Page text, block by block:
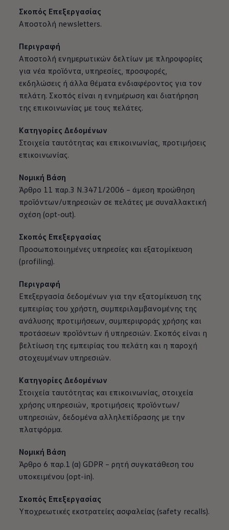
Σκοπός Επεξεργασίας
Αποστολή newsletters.
Περιγραφή
Αποστολή ενημερωτικών δελτίων με πληροφορίες
για νέα προϊόντα, υπηρεσίες, προσφορές,
εκδηλώσεις ή άλλα θέματα ενδιαφέροντος για τον
πελάτη. Σκοπός είναι η ενημέρωση και διατήρηση
της επικοινωνίας με τους πελάτες.
Κατηγορίες Δεδομένων
Στοιχεία ταυτότητας και επικοινωνίας, προτιμήσεις
επικοινωνίας.
Νομική Βάση
Άρθρο 11 παρ.3 Ν.3471/2006 – άμεση προώθηση
προϊόντων/υπηρεσιών σε πελάτες με συναλλακτική
σχέση (opt-out).
Σκοπός Επεξεργασίας
Προσωποποιημένες υπηρεσίες και εξατομίκευση
(profiling).
Περιγραφή
Επεξεργασία δεδομένων για την εξατομίκευση της
εμπειρίας του χρήστη, συμπεριλαμβανομένης της
ανάλυσης προτιμήσεων, συμπεριφοράς χρήσης και
προτάσεων προϊόντων ή υπηρεσιών. Σκοπός είναι η
βελτίωση της εμπειρίας του πελάτη και η παροχή
στοχευμένων υπηρεσιών.
Κατηγορίες Δεδομένων
Στοιχεία ταυτότητας και επικοινωνίας, στοιχεία
χρήσης υπηρεσιών, προτιμήσεις προϊόντων/
υπηρεσιών, δεδομένα αλληλεπίδρασης με την
πλατφόρμα.
Νομική Βάση
Άρθρο 6 παρ.1 (α) GDPR – ρητή συγκατάθεση του
υποκειμένου (opt-in).
Σκοπός Επεξεργασίας
Υποχρεωτικές εκστρατείες ασφαλείας (safety recalls).